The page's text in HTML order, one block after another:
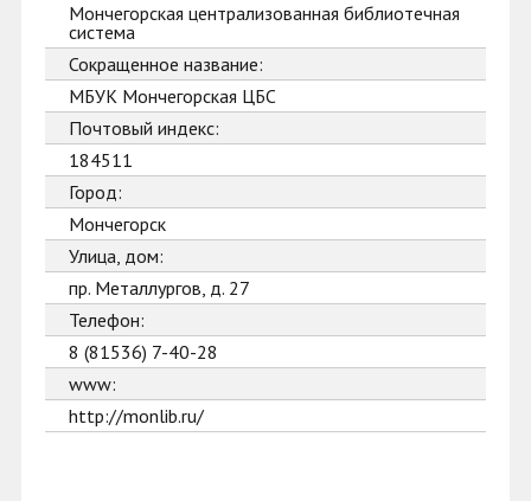
Мончегорская централизованная библиотечная
система
Сокращенное название:
МБУК Мончегорская ЦБС
Почтовый индекс:
184511
Город:
Мончегорск
Улица, дом:
пр. Металлургов, д. 27
Телефон:
8 (81536) 7-40-28
www:
http://monlib.ru/